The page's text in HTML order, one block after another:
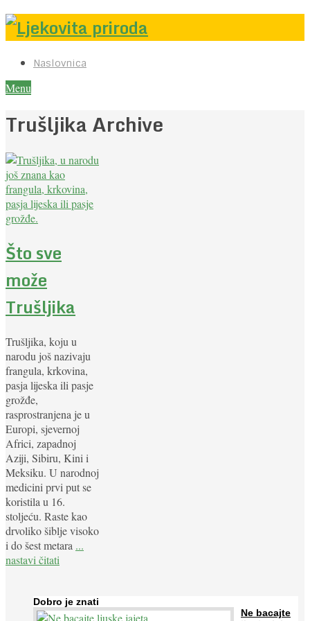
Naslovnica
Menu
Trušljika Archive
Što sve
može
Trušljika
Trušljika, koju u
narodu još nazivaju
frangula, krkovina,
pasja lijeska ili pasje
grožđe,
rasprostranjena je u
Europi, sjevernoj
Africi, zapadnoj
Aziji, Sibiru, Kini i
Meksiku. U narodnoj
medicini prvi put se
koristila u 16.
stoljeću. Raste kao
drvoliko šiblje visoko
i do šest metara ...
nastavi čitati
Dobro je znati
Ne bacajte